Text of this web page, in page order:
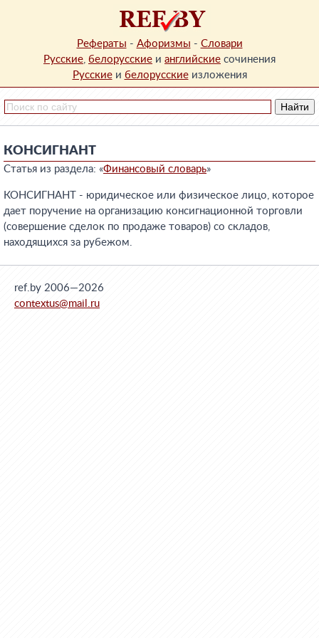
Рефераты - Афоризмы - Словари
Русские, белорусские и английские сочинения
Русскиеи белорусскиеизложения
КОНСИГНАНТ
Статья из раздела: «Финансовый словарь»
КОНСИГНАНТ - юридическое или физическое лицо, которое
дает поручение на организацию консигнационной торговли
(совершение сделок по продаже товаров) со складов,
находящихся за рубежом.
ref.by 2006—2026
contextus@mail.ru